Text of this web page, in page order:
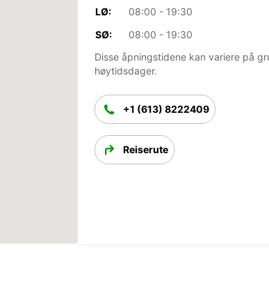
LØ:
08:00 - 19:30
SØ:
08:00 - 19:30
Disse åpningstidene kan variere på
høytidsdager.
+1 (613) 8222409
Reiserute